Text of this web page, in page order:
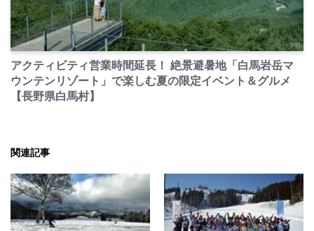
PR
アクティビティ営業時間延長！ 絶景避暑地「白馬岩岳マ
ウンテンリゾート」で楽しむ夏の限定イベント＆グルメ
【長野県白馬村】
関連記事